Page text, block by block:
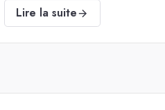
Lire la suite